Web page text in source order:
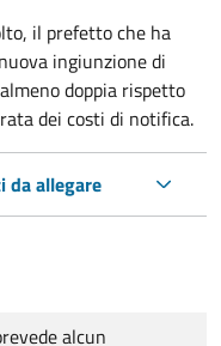
il prefetto che ha
ingiunzione di
doppia rispetto
dei costi di notifica.
da allegare
alcun